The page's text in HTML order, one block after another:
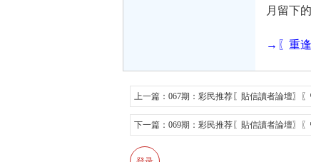
月留下
→〖重
上一篇： 067期：彩民推荐〖貼信讀者論壇〗〖
下一篇： 069期：彩民推荐〖貼信讀者論壇〗〖